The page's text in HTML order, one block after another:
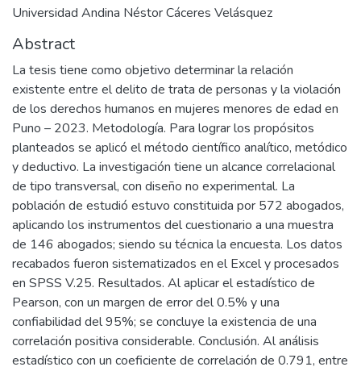
Universidad Andina Néstor Cáceres Velásquez
Abstract
La tesis tiene como objetivo determinar la relación
existente entre el delito de trata de personas y la violación
de los derechos humanos en mujeres menores de edad en
Puno – 2023. Metodología. Para lograr los propósitos
planteados se aplicó el método científico analítico, metódico
y deductivo. La investigación tiene un alcance correlacional
de tipo transversal, con diseño no experimental. La
población de estudió estuvo constituida por 572 abogados,
aplicando los instrumentos del cuestionario a una muestra
de 146 abogados; siendo su técnica la encuesta. Los datos
recabados fueron sistematizados en el Excel y procesados
en SPSS V.25. Resultados. Al aplicar el estadístico de
Pearson, con un margen de error del 0.5% y una
confiabilidad del 95%; se concluye la existencia de una
correlación positiva considerable. Conclusión. Al análisis
estadístico con un coeficiente de correlación de 0.791, entre